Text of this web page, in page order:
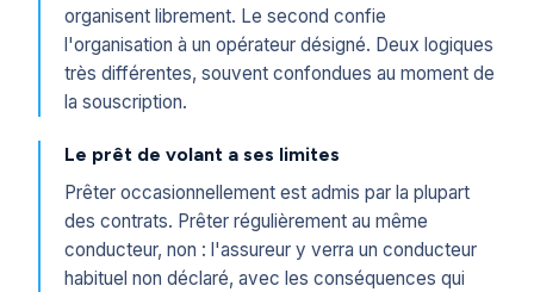
organisent librement. Le second confie
l'organisation à un opérateur désigné. Deux logiques
très différentes, souvent confondues au moment de
la souscription.
Le prêt de volant a ses limites
Prêter occasionnellement est admis par la plupart
des contrats. Prêter régulièrement au même
conducteur, non : l'assureur y verra un conducteur
habituel non déclaré, avec les conséquences qui